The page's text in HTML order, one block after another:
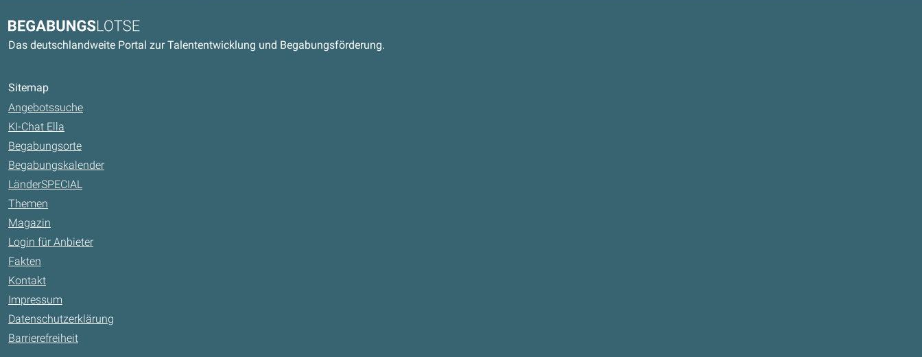
Kontaktdaten und weitere Links
Begabungslotse
Das deutschlandweite Portal zur Talententwicklung und Begabungsförderung.
Sitemap
Angebotssuche
KI-Chat Ella
Begabungsorte
Begabungskalender
LänderSPECIAL
Themen
Magazin
Login für Anbieter
Fakten
Kontakt
Impressum
Datenschutzerklärung
Barrierefreiheit